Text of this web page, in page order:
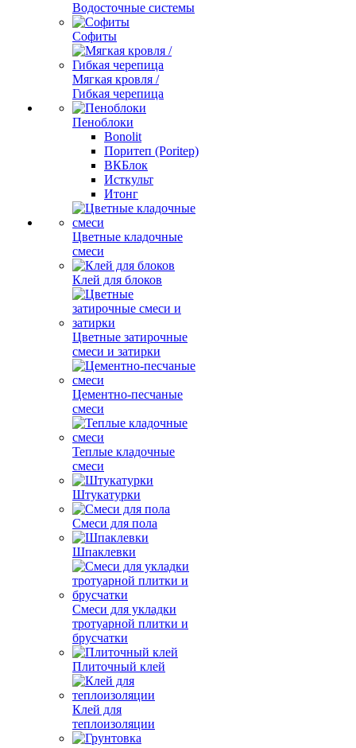
Водосточные системы
Софиты
Мягкая кровля /
Гибкая черепица
Пеноблоки
Bonolit
Поритеп (Poritep)
ВКБлок
Исткульт
Итонг
Цветные кладочные
смеси
Клей для блоков
Цветные затирочные
смеси и затирки
Цементно-песчаные
смеси
Теплые кладочные
смеси
Штукатурки
Смеси для пола
Шпаклевки
Смеси для укладки
тротуарной плитки и
брусчатки
Плиточный клей
Клей для
теплоизоляции